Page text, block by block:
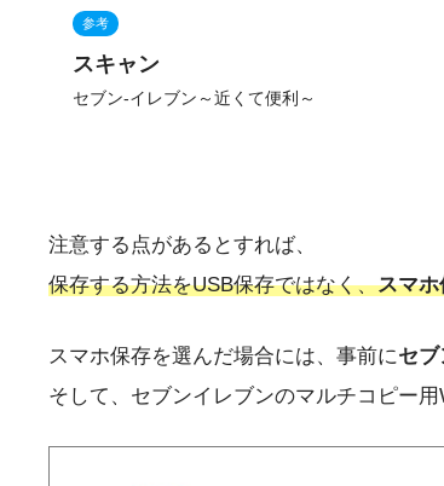
参考
スキャン
セブン‐イレブン～近くて便利～
注意する点があるとすれば、
保存する方法をUSB保存ではなく、スマホ
スマホ保存を選んだ場合には、事前にセ
そして、セブンイレブンのマルチコピー